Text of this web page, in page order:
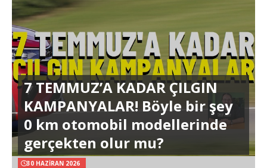
7 TEMMUZ’A KADAR ÇILGIN
KAMPANYALAR! Böyle bir şey
0 km otomobil modellerinde
gerçekten olur mu?
30 HAZIRAN 2026